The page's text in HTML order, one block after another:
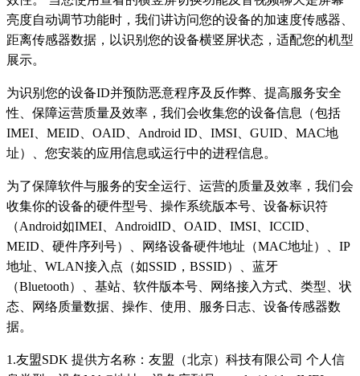
亮度自动调节功能时，我们讲访问您的设备的加速度传感器、
距离传感器数据，以识别您的设备横竖屏状态，适配您的机型
展示。
为识别您的设备ID并预防恶意程序及反作弊、提高服务安全
性、保障运营质量及效率，我们会收集您的设备信息（包括
IMEI、MEID、OAID、Android ID、IMSI、GUID、MAC地
址）、您安装的应用信息或运行中的进程信息。
为了保障软件与服务的安全运行、运营的质量及效率，我们会
收集你的设备的硬件型号、操作系统版本号、设备标识符
（Android如IMEI、AndroidID、OAID、IMSI、ICCID、
MEID、硬件序列号）、网络设备硬件地址（MAC地址）、IP
地址、WLAN接入点（如SSID，BSSID）、蓝牙
（Bluetooth）、基站、软件版本号、网络接入方式、类型、状
态、网络质量数据、操作、使用、服务日志、设备传感器数
据。
1.友盟SDK 提供方名称：友盟（北京）科技有限公司 个人信